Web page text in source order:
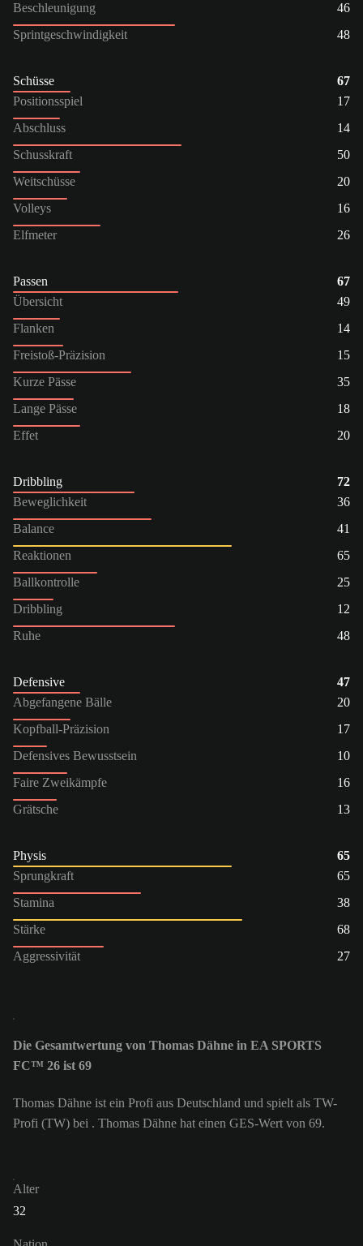
Beschleunigung
46
Sprintgeschwindigkeit
48
Schüsse
67
Positionsspiel
17
Abschluss
14
Schusskraft
50
Weitschüsse
20
Volleys
16
Elfmeter
26
Passen
67
Übersicht
49
Flanken
14
Freistoß-Präzision
15
Kurze Pässe
35
Lange Pässe
18
Effet
20
Dribbling
72
Beweglichkeit
36
Balance
41
Reaktionen
65
Ballkontrolle
25
Dribbling
12
Ruhe
48
Defensive
47
Abgefangene Bälle
20
Kopfball-Präzision
17
Defensives Bewusstsein
10
Faire Zweikämpfe
16
Grätsche
13
Physis
65
Sprungkraft
65
Stamina
38
Stärke
68
Aggressivität
27
Die Gesamtwertung von Thomas Dähne in EA SPORTS
FC™ 26 ist 69
Thomas Dähne ist ein Profi aus Deutschland und spielt als TW-
Profi (TW) bei . Thomas Dähne hat einen GES-Wert von 69.
Alter
32